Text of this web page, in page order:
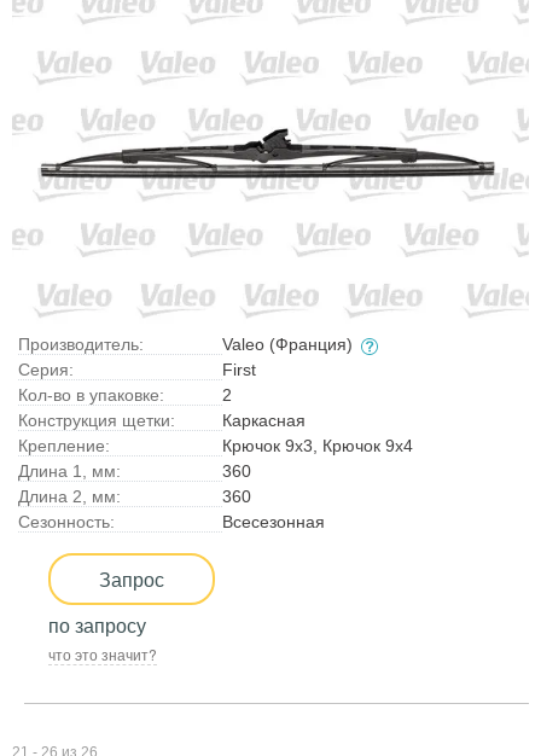
Производитель:
Valeo (Франция)
Серия:
First
Кол-во в упаковке:
2
Конструкция щетки:
Каркасная
Крепление:
Крючок 9x3, Крючок 9x4
Длина 1, мм:
360
Длина 2, мм:
360
Сезонность:
Всесезонная
Запрос
по запросу
что это значит?